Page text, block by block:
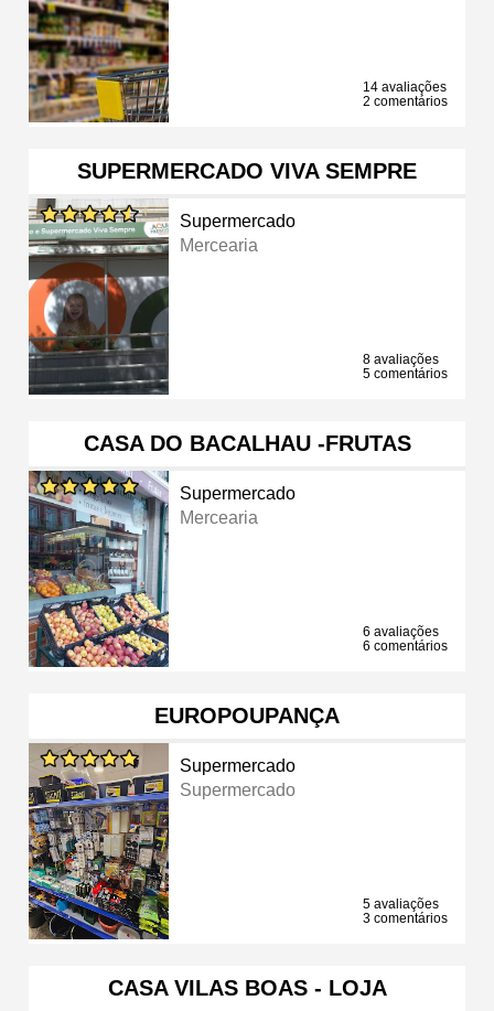
14 avaliações
2 comentários
SUPERMERCADO VIVA SEMPRE
Supermercado
Mercearia
8 avaliações
5 comentários
CASA DO BACALHAU -FRUTAS
Supermercado
Mercearia
6 avaliações
6 comentários
EUROPOUPANÇA
Supermercado
Supermercado
5 avaliações
3 comentários
CASA VILAS BOAS - LOJA